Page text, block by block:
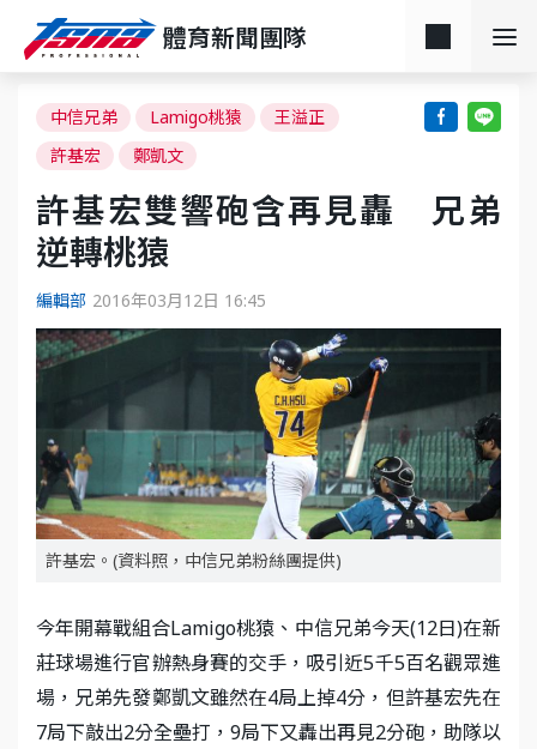
體育新聞團隊
中信兄弟 Lamigo桃猿
王溢正
許基宏
鄭凱文
許基宏雙響砲含再見轟 兄弟
逆轉桃猿
編輯部 2016年03月12日 16:45
許基宏。(資料照，中信兄弟粉絲團提供)
今年開幕戰組合Lamigo桃猿、中信兄弟今天(12日)在新
莊球場進行官辦熱身賽的交手，吸引近5千5百名觀眾進
場，兄弟先發鄭凱文雖然在4局上掉4分，但許基宏先在
7局下敲出2分全壘打，9局下又轟出再見2分砲，助隊以